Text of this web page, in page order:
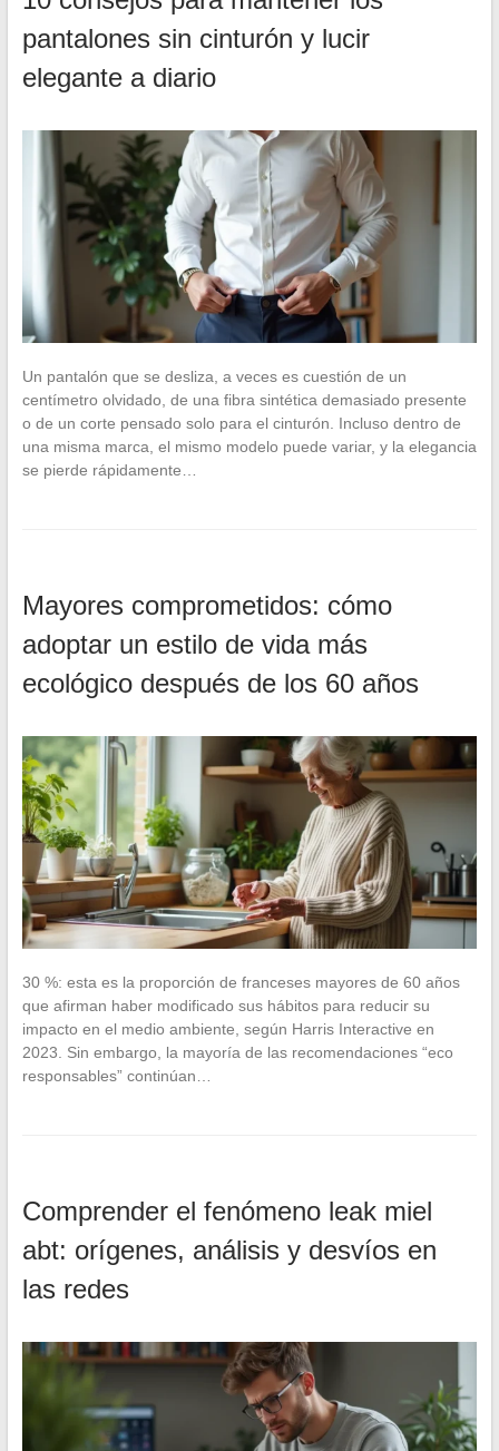
pantalones sin cinturón y lucir
elegante a diario
Un pantalón que se desliza, a veces es cuestión de un
centímetro olvidado, de una fibra sintética demasiado presente
o de un corte pensado solo para el cinturón. Incluso dentro de
una misma marca, el mismo modelo puede variar, y la elegancia
se pierde rápidamente…
Mayores comprometidos: cómo
adoptar un estilo de vida más
ecológico después de los 60 años
30 %: esta es la proporción de franceses mayores de 60 años
que afirman haber modificado sus hábitos para reducir su
impacto en el medio ambiente, según Harris Interactive en
2023. Sin embargo, la mayoría de las recomendaciones “eco
responsables” continúan…
Comprender el fenómeno leak miel
abt: orígenes, análisis y desvíos en
las redes